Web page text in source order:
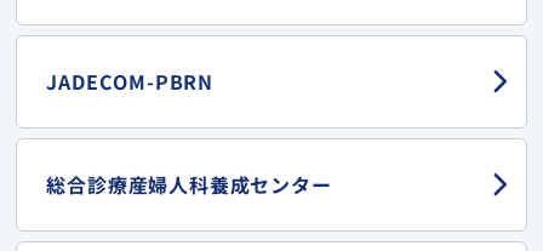
JADECOM-PBRN
総合診療産婦人科養成センター